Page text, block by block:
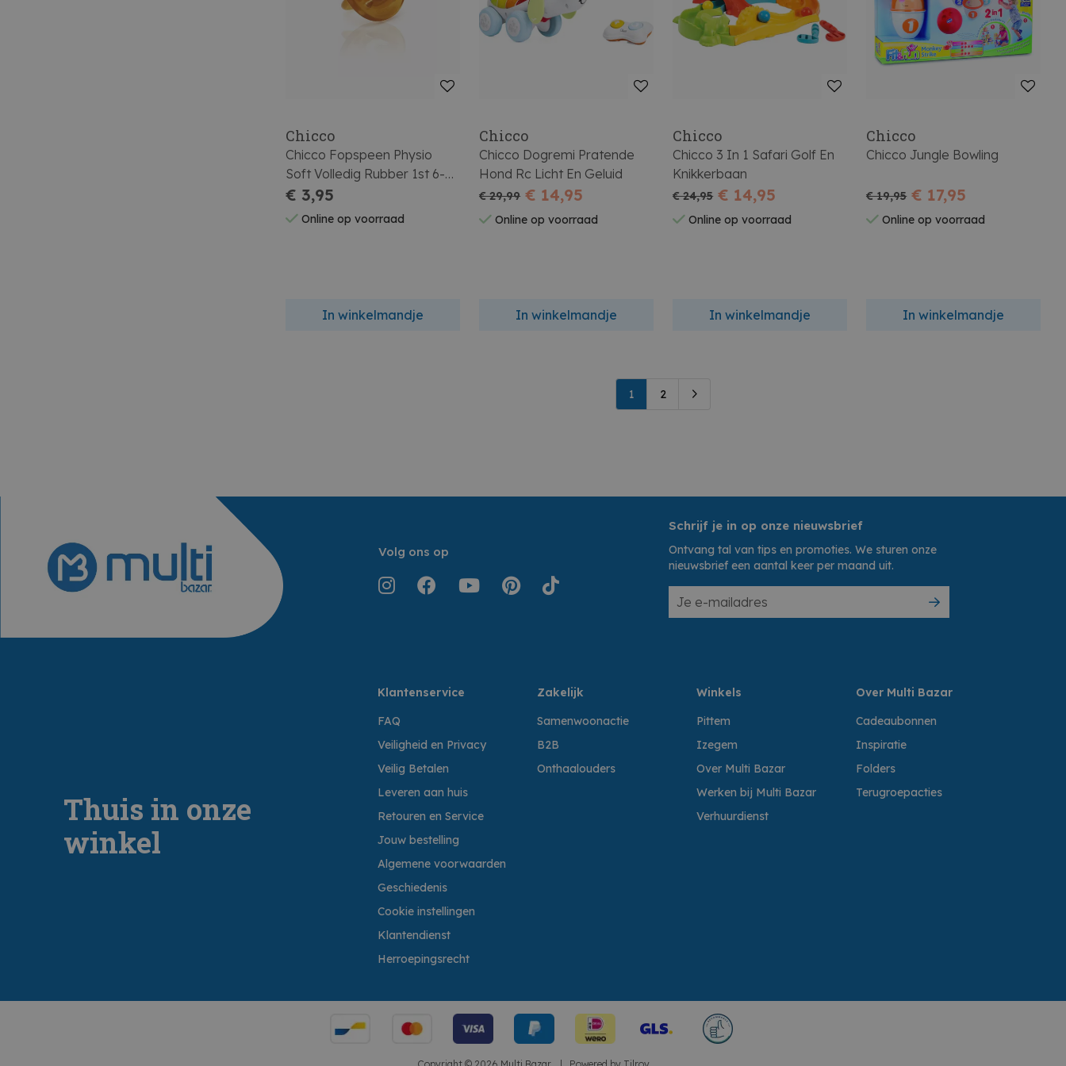
Chicco
Chicco Fopspeen Physio
Soft Volledig Rubber 1st 6-
12m
€ 3,95
Online op voorraad
In winkelmandje
Chicco
Chicco Dogremi Pratende
Hond Rc Licht En Geluid
€ 29,99 € 14,95
Online op voorraad
In winkelmandje
Chicco
Chicco 3 In 1 Safari Golf En
Knikkerbaan
€ 24,95 € 14,95
Online op voorraad
In winkelmandje
Chicco
Chicco Jungle Bowling
€ 19,95 € 17,95
Online op voorraad
In winkelmandje
1 2
Volg ons op
Schrijf je in op onze nieuwsbrief
Ontvang tal van tips en promoties. We sturen onze
nieuwsbrief een aantal keer per maand uit.
Thuis in onze
winkel
Klantenservice
FAQ
Veiligheid en Privacy
Veilig Betalen
Leveren aan huis
Retouren en Service
Jouw bestelling
Algemene voorwaarden
Geschiedenis
Cookie instellingen
Klantendienst
Herroepingsrecht
Zakelijk
Samenwoonactie
B2B
Onthaalouders
Winkels
Pittem
Izegem
Over Multi Bazar
Werken bij Multi Bazar
Verhuurdienst
Over Multi Bazar
Cadeaubonnen
Inspiratie
Folders
Terugroepacties